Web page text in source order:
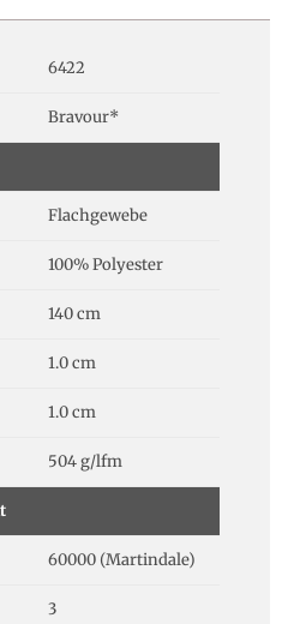
6422
Bravour*
Flachgewebe
100% Polyester
140 cm
1.0 cm
1.0 cm
504 g/lfm
60000 (Martindale)
3